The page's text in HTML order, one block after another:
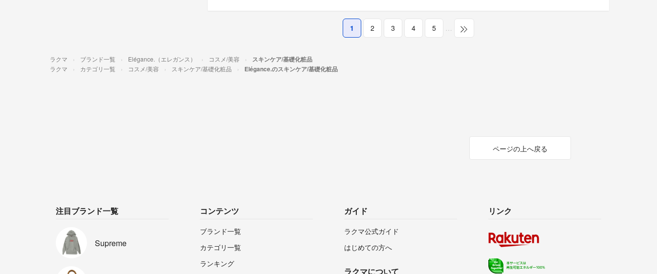
1 2 3 4 5 …
ラクマ ブランド一覧 Elégance.（エレガンス） コスメ/美容 スキンケア/基礎化粧品
ラクマ カテゴリ一覧 コスメ/美容 スキンケア/基礎化粧品 Elégance.のスキンケア/基礎化粧品
ページの上へ戻る
注目ブランド一覧
Supreme
コンテンツ
ブランド一覧
カテゴリ一覧
ランキング
ガイド
ラクマ公式ガイド
はじめての方へ
ラクマについて
リンク